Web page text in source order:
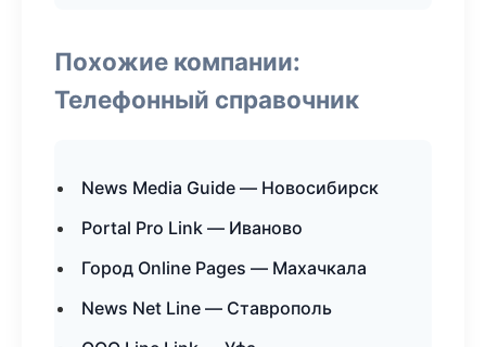
Похожие компании:
Телефонный справочник
News Media Guide — Новосибирск
Portal Pro Link — Иваново
Город Online Pages — Махачкала
News Net Line — Ставрополь